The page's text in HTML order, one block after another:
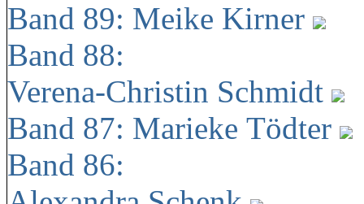
Band 89: Meike Kirner
Band 88:
Verena-Christin Schmidt
Band 87: Marieke Tödter
Band 86: